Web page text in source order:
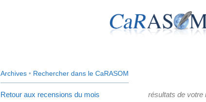
Archives • Rechercher dans le CaRASOM
Retour aux recensions du mois résultats de votre